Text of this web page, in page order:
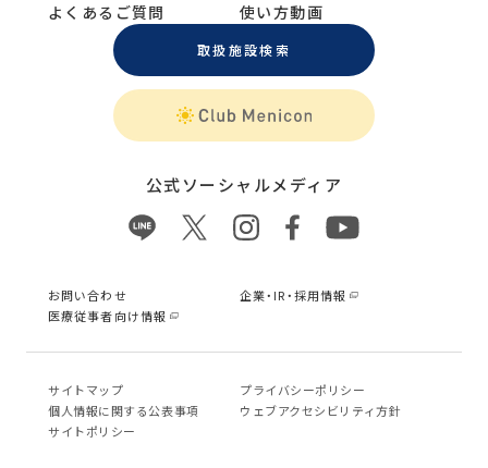
よくあるご質問 使い方動画
取扱施設検索
公式ソーシャルメディア
お問い合わせ
企業・IR・採用情報
医療従事者向け情報
サイトマップ
プライバシーポリシー
個⼈情報に関する公表事項
ウェブアクセシビリティ方針
サイトポリシー